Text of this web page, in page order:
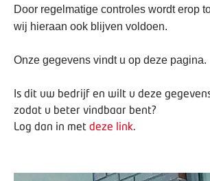
Door regelmatige controles wordt erop
wij hieraan ook blijven voldoen.
Onze gegevens vindt u op deze pagina.
Is dit uw bedrijf en wilt u deze
zodat u beter vindbaar bent?
Log dan in met deze link.